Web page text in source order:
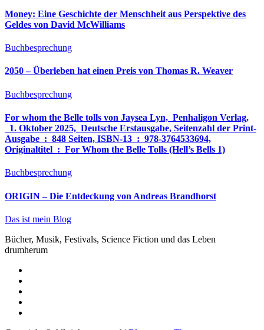
Money: Eine Geschichte der Menschheit aus Perspektive des
Geldes von David McWilliams
Buchbesprechung
2050 – Überleben hat einen Preis von Thomas R. Weaver
Buchbesprechung
For whom the Belle tolls von Jaysea Lyn, ‎ Penhaligon Verlag,
‎ 1. Oktober 2025, ‎ Deutsche Erstausgabe, Seitenzahl der Print-
Ausgabe ‏ : ‎ 848 Seiten, ISBN-13 ‏ : ‎ 978-3764533694,
Originaltitel ‏ : ‎ For Whom the Belle Tolls (Hell’s Bells 1)
Buchbesprechung
ORIGIN – Die Entdeckung von Andreas Brandhorst
Das ist mein Blog
Bücher, Musik, Festivals, Science Fiction und das Leben
drumherum